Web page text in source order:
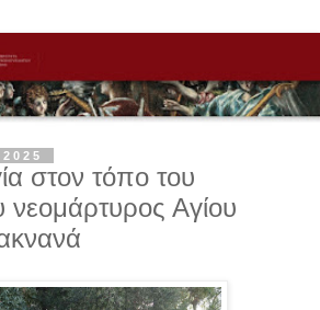
στον τόπο του
νεομάρτυρος Αγίου